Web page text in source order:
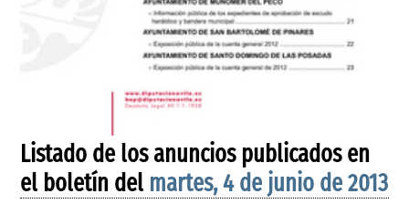
Listado de los anuncios publicados en
el boletín del martes, 4 de junio de 2013